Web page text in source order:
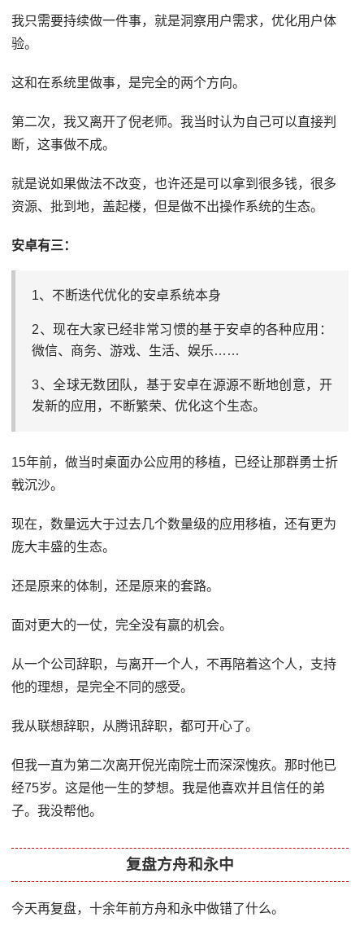
我只需要持续做一件事，就是洞察用户需求，优化用户体
验。
这和在系统里做事，是完全的两个方向。
第二次，我又离开了倪老师。我当时认为自己可以直接判
断，这事做不成。
就是说如果做法不改变，也许还是可以拿到很多钱，很多
资源、批到地，盖起楼，但是做不出操作系统的生态。
安卓有三：
1、不断迭代优化的安卓系统本身
2、现在大家已经非常习惯的基于安卓的各种应用：
微信、商务、游戏、生活、娱乐……
3、全球无数团队，基于安卓在源源不断地创意，开
发新的应用，不断繁荣、优化这个生态。
15年前，做当时桌面办公应用的移植，已经让那群勇士折
戟沉沙。
现在，数量远大于过去几个数量级的应用移植，还有更为
庞大丰盛的生态。
还是原来的体制，还是原来的套路。
面对更大的一仗，完全没有赢的机会。
从一个公司辞职，与离开一个人，不再陪着这个人，支持
他的理想，是完全不同的感受。
我从联想辞职，从腾讯辞职，都可开心了。
但我一直为第二次离开倪光南院士而深深愧疚。那时他已
经75岁。这是他一生的梦想。我是他喜欢并且信任的弟
子。我没帮他。
复盘方舟和永中
今天再复盘，十余年前方舟和永中做错了什么。